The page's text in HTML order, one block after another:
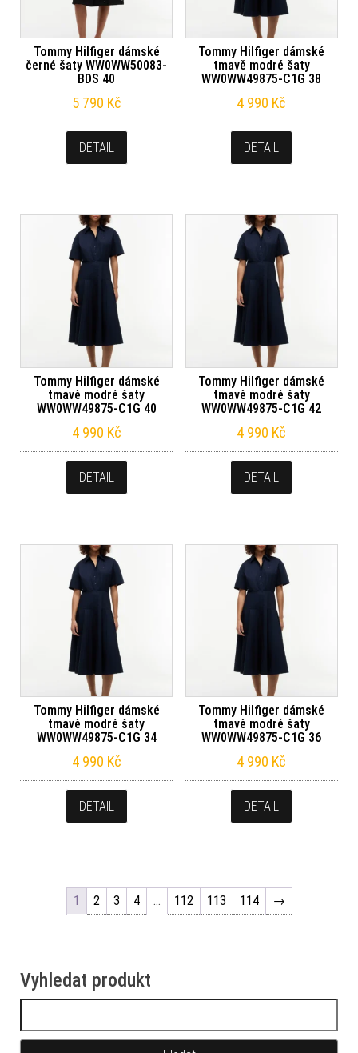
Tommy Hilfiger dámské
černé šaty WW0WW50083-
BDS 40
5 790 Kč
DETAIL
Tommy Hilfiger dámské
tmavě modré šaty
WW0WW49875-C1G 38
4 990 Kč
DETAIL
Tommy Hilfiger dámské
tmavě modré šaty
WW0WW49875-C1G 40
4 990 Kč
DETAIL
Tommy Hilfiger dámské
tmavě modré šaty
WW0WW49875-C1G 42
4 990 Kč
DETAIL
Tommy Hilfiger dámské
tmavě modré šaty
WW0WW49875-C1G 34
4 990 Kč
DETAIL
Tommy Hilfiger dámské
tmavě modré šaty
WW0WW49875-C1G 36
4 990 Kč
DETAIL
1 2 3 4 … 112 113 114 →
Vyhledat produkt